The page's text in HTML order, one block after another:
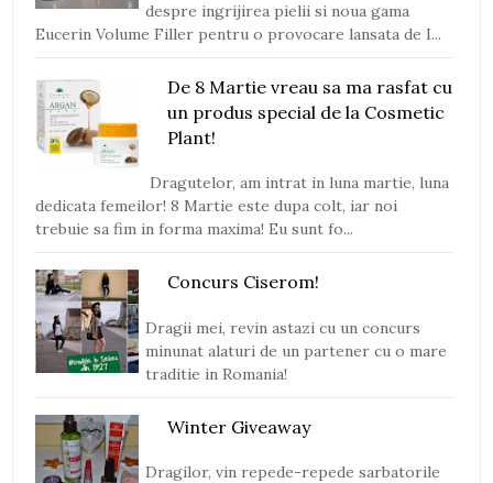
despre ingrijirea pielii si noua gama
Eucerin Volume Filler pentru o provocare lansata de I...
De 8 Martie vreau sa ma rasfat cu
un produs special de la Cosmetic
Plant!
Dragutelor, am intrat in luna martie, luna
dedicata femeilor! 8 Martie este dupa colt, iar noi
trebuie sa fim in forma maxima! Eu sunt fo...
Concurs Ciserom!
Dragii mei, revin astazi cu un concurs
minunat alaturi de un partener cu o mare
traditie in Romania!
Winter Giveaway
Dragilor, vin repede-repede sarbatorile